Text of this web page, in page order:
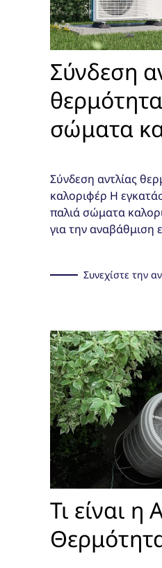
Σύνδεση
σώματα
Σύνδεση αντλίας
καλοριφέρ Η
παλιά σώματα
για την αναβάθμιση
Συνεχίστε την
Τι είναι η